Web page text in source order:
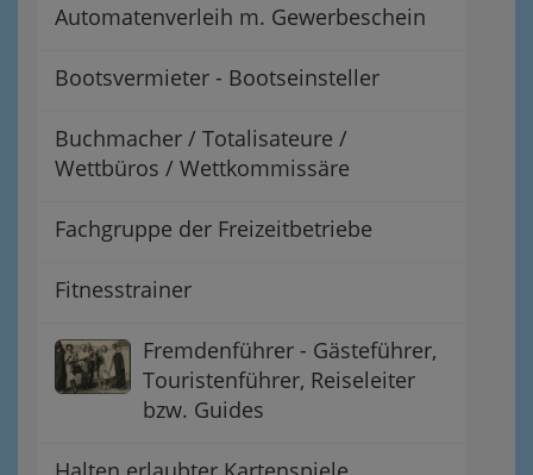
Automatenverleih m. Gewerbeschein
Bootsvermieter - Bootseinsteller
Buchmacher / Totalisateure /
Wettbüros / Wettkommissäre
Fachgruppe der Freizeitbetriebe
Fitnesstrainer
Fremdenführer - Gästeführer,
Touristenführer, Reiseleiter
bzw. Guides